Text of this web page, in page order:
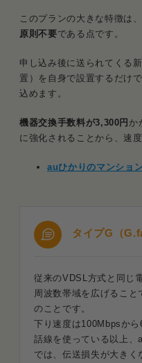
このプランの大きな特徴は
原則不要である点です。
申し込み後に送られてくる
置）を自身で設置するだけ
込めます。
機器交換手数料が3,300円 か
に強化されることから、速
auひかりのマンショ
タイプG（
従来のVDSL方式と同じ
周波数帯域を広げるこ
のことです。
下り速度は100Mbpsか
話線を使っている以上、
では、伝送損失が大きく